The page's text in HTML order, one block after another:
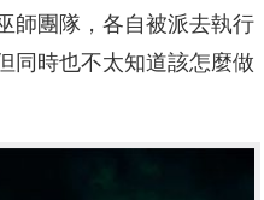
師團隊， 各自被派去執行
同時也不太知道該怎麼做